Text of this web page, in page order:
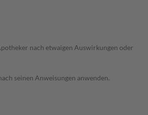
nach etwaigen Auswirkungen oder
seinen Anweisungen anwenden.